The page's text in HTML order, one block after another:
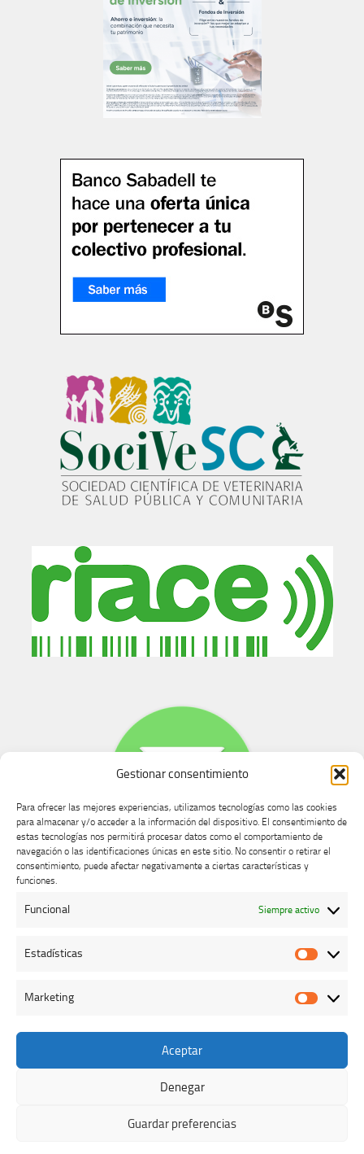
Gestionar consentimiento
Para ofrecer las mejores experiencias, utilizamos tecnologías como las cookies
para almacenar y/o acceder a la información del dispositivo. El consentimiento de
estas tecnologías nos permitirá procesar datos como el comportamiento de
navegación o las identificaciones únicas en este sitio. No consentir o retirar el
consentimiento, puede afectar negativamente a ciertas características y
funciones.
Funcional Siempre activo
Estadísticas
Marketing
Aceptar
Denegar
Guardar preferencias
Buzón de dudas, quejas y sugerencias
Colegio Oficial de Veterinarios de Cáceres © 2026. Todos los